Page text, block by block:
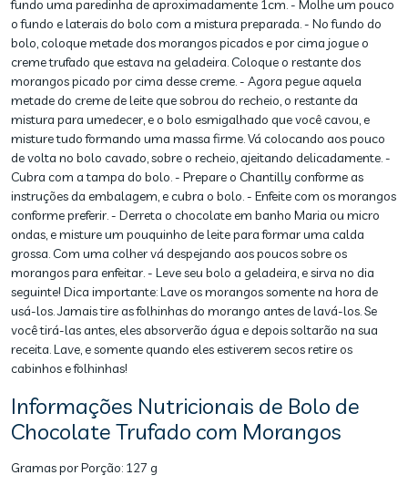
fundo uma paredinha de aproximadamente 1cm. - Molhe um pouco
o fundo e laterais do bolo com a mistura preparada. - No fundo do
bolo, coloque metade dos morangos picados e por cima jogue o
creme trufado que estava na geladeira. Coloque o restante dos
morangos picado por cima desse creme. - Agora pegue aquela
metade do creme de leite que sobrou do recheio, o restante da
mistura para umedecer, e o bolo esmigalhado que você cavou, e
misture tudo formando uma massa firme. Vá colocando aos pouco
de volta no bolo cavado, sobre o recheio, ajeitando delicadamente. -
Cubra com a tampa do bolo. - Prepare o Chantilly conforme as
instruções da embalagem, e cubra o bolo. - Enfeite com os morangos
conforme preferir. - Derreta o chocolate em banho Maria ou micro
ondas, e misture um pouquinho de leite para formar uma calda
grossa. Com uma colher vá despejando aos poucos sobre os
morangos para enfeitar. - Leve seu bolo a geladeira, e sirva no dia
seguinte! Dica importante: Lave os morangos somente na hora de
usá-los. Jamais tire as folhinhas do morango antes de lavá-los. Se
você tirá-las antes, eles absorverão água e depois soltarão na sua
receita. Lave, e somente quando eles estiverem secos retire os
cabinhos e folhinhas!
Informações Nutricionais de Bolo de
Chocolate Trufado com Morangos
Gramas por Porção: 127 g